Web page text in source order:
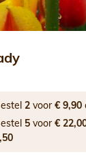
2 voor€ 9,90
5 voor€